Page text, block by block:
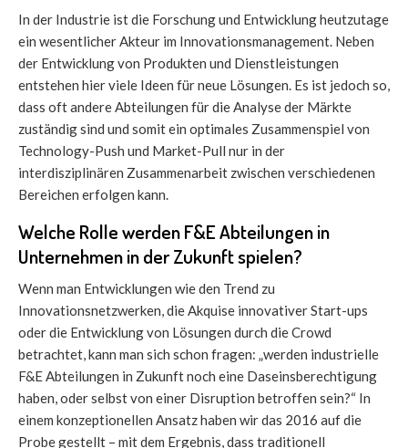
In der Industrie ist die Forschung und Entwicklung heutzutage
ein wesentlicher Akteur im Innovationsmanagement. Neben
der Entwicklung von Produkten und Dienstleistungen
entstehen hier viele Ideen für neue Lösungen. Es ist jedoch so,
dass oft andere Abteilungen für die Analyse der Märkte
zuständig sind und somit ein optimales Zusammenspiel von
Technology-Push und Market-Pull nur in der
interdisziplinären Zusammenarbeit zwischen verschiedenen
Bereichen erfolgen kann.
Welche Rolle werden F&E Abteilungen in
Unternehmen in der Zukunft spielen?
Wenn man Entwicklungen wie den Trend zu
Innovationsnetzwerken, die Akquise innovativer Start-ups
oder die Entwicklung von Lösungen durch die Crowd
betrachtet, kann man sich schon fragen: „werden industrielle
F&E Abteilungen in Zukunft noch eine Daseinsberechtigung
haben, oder selbst von einer Disruption betroffen sein?“ In
einem konzeptionellen Ansatz haben wir das 2016 auf die
Probe gestellt – mit dem Ergebnis, dass traditionell